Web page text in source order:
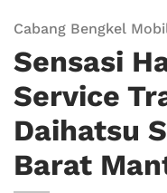
Cabang Bengkel
Sensasi
Service
Daihatsu
Barat